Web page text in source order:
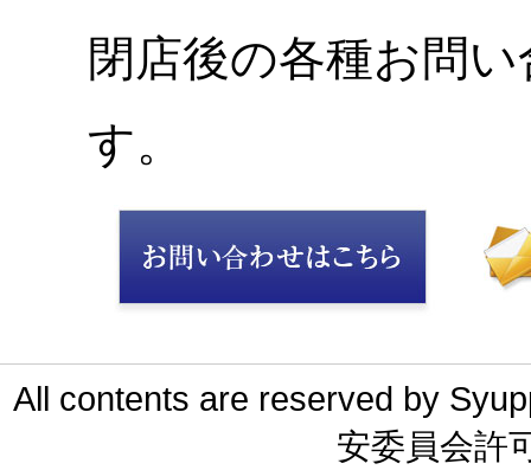
閉店後の各種お問
す。
All contents are reserved by
安委員会許